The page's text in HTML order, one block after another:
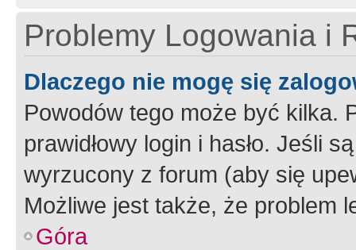
Problemy Logowania i
Dlaczego nie mogę się
Powodów tego może być kilka.
prawidłowy login i hasło. Jeśli
wyrzucony z forum (aby się
Możliwe jest także, że problem
Góra